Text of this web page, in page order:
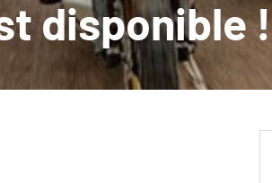
disponible !